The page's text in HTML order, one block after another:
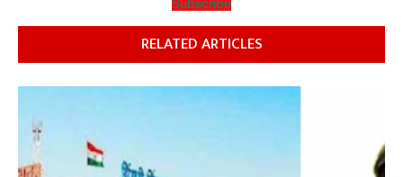
Subscribe
RELATED ARTICLES